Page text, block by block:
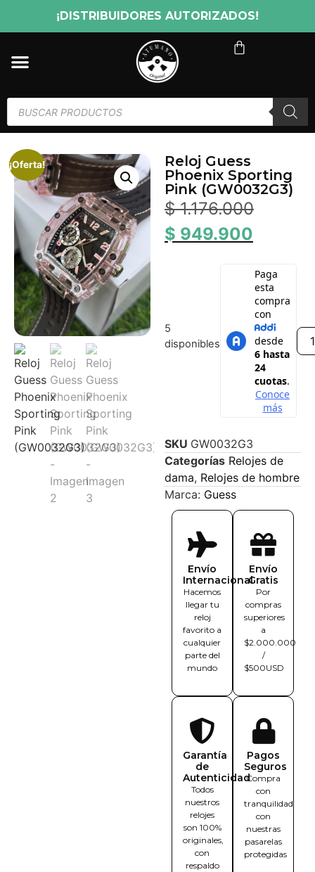
¡DISTRIBUIDORES AUTORIZADOS!
¡Oferta!
Reloj Guess
Phoenix Sporting
Pink (GW0032G3)
$1.176.000
$ 949.900
5
disponibles
SKU GW0032G3
Categorías Relojes de
dama, Relojes de hombre
Marca: Guess
Envío
Internacional
Hacemos
llegar tu
reloj
favorito a
cualquier
parte del
mundo
Envío
Gratis
Por
compras
superiores
a
$2.000.000
/
$500USD
Garantía
de
Autenticidad
Todos
nuestros
relojes
son 100%
originales,
con
respaldo
Pagos
Seguros
Compra
con
tranquilidad
con
nuestras
pasarelas
protegidas